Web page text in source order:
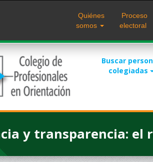
Quiénes
somos
Proceso
electoral
Buscar
colegiadas
y transparencia: el